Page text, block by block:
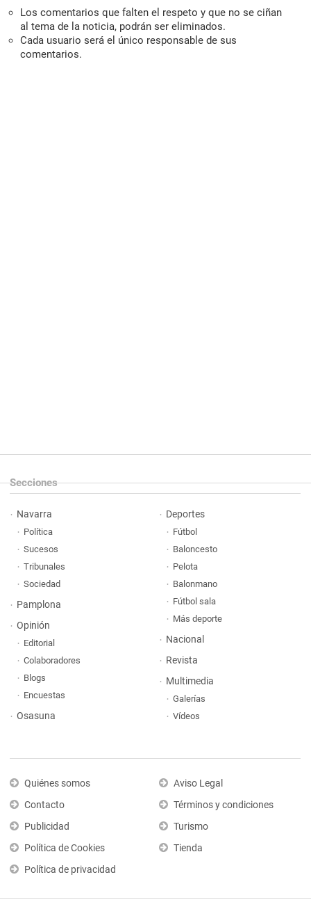
Los comentarios que falten el respeto y que no se ciñan
al tema de la noticia, podrán ser eliminados.
Cada usuario será el único responsable de sus
comentarios.
Secciones
Navarra
Política
Sucesos
Tribunales
Sociedad
Pamplona
Opinión
Editorial
Colaboradores
Blogs
Encuestas
Osasuna
Deportes
Fútbol
Baloncesto
Pelota
Balonmano
Fútbol sala
Más deporte
Nacional
Revista
Multimedia
Galerías
Vídeos
Quiénes somos
Contacto
Publicidad
Política de Cookies
Política de privacidad
Aviso Legal
Términos y condiciones
Turismo
Tienda